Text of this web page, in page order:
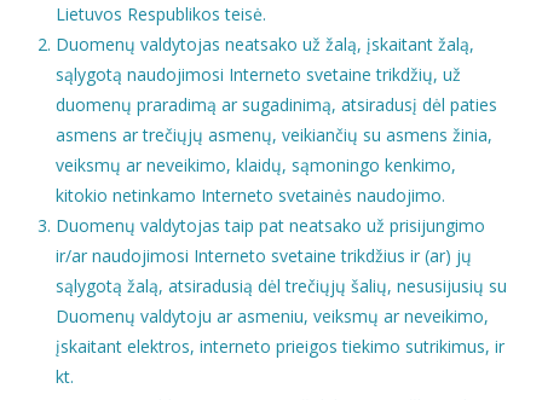
Lietuvos Respublikos teisė.
Duomenų valdytojas neatsako už žalą, įskaitant žalą,
sąlygotą naudojimosi Interneto svetaine trikdžių, už
duomenų praradimą ar sugadinimą, atsiradusį dėl paties
asmens ar trečiųjų asmenų, veikiančių su asmens žinia,
veiksmų ar neveikimo, klaidų, sąmoningo kenkimo,
kitokio netinkamo Interneto svetainės naudojimo.
Duomenų valdytojas taip pat neatsako už prisijungimo
ir/ar naudojimosi Interneto svetaine trikdžius ir (ar) jų
sąlygotą žalą, atsiradusią dėl trečiųjų šalių, nesusijusių su
Duomenų valdytoju ar asmeniu, veiksmų ar neveikimo,
įskaitant elektros, interneto prieigos tiekimo sutrikimus, ir
kt.